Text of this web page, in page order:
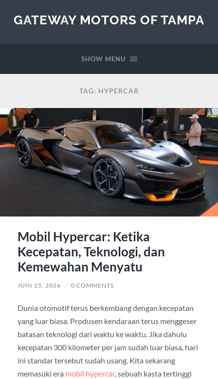
GATEWAY MOTORS OF TAMPA
SHOW MENU
TAG: HYPERCAR
Mobil Hypercar: Ketika
Kecepatan, Teknologi, dan
Kemewahan Menyatu
JUNI 15, 2026 / 0 COMMENTS
Dunia otomotif terus berkembang dengan kecepatan
yang luar biasa. Produsen kendaraan terus menggeser
batasan teknologi dari waktu ke waktu. Jika dahulu
kecepatan 300 kilometer per jam sudah luar biasa, hari
ini standar tersebut sudah usang. Kita sekarang
memasuki era mobil hypercar, sebuah kasta tertinggi